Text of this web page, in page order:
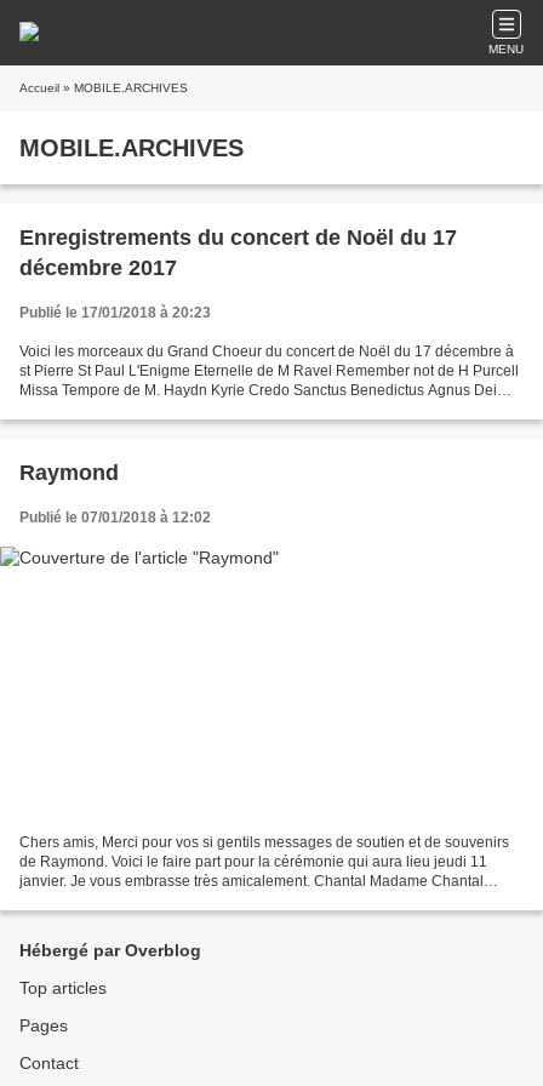
MENU
Accueil » MOBILE.ARCHIVES
MOBILE.ARCHIVES
Enregistrements du concert de Noël du 17
décembre 2017
Publié le 17/01/2018 à 20:23
Voici les morceaux du Grand Choeur du concert de Noël du 17 décembre à
st Pierre St Paul L'Enigme Eternelle de M Ravel Remember not de H Purcell
Missa Tempore de M. Haydn Kyrie Credo Sanctus Benedictus Agnus Dei
Raymond
Publié le 07/01/2018 à 12:02
Chers amis, Merci pour vos si gentils messages de soutien et de souvenirs
de Raymond. Voici le faire part pour la cérémonie qui aura lieu jeudi 11
janvier. Je vous embrasse très amicalement. Chantal Madame Chantal
Hébergé par Overblog
Top articles
Pages
Contact